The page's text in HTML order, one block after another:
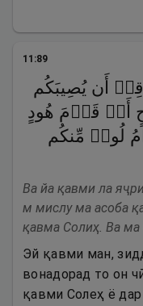
11 :89
أَن یُصِیبَكُم
أَوۡ قَوۡمَ هُودٍ
لُوطࣲ مِّنكُم
Ва йа қавми ла
м мислу ма асоба
қавма Солиҳ. Ва
Эй қавми ман,
вонадорад то он
қавми Солеҳ ё